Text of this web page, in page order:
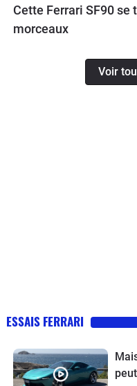
Cette Ferrari SF90 se
morceaux
Voir
ESSAIS FERRARI